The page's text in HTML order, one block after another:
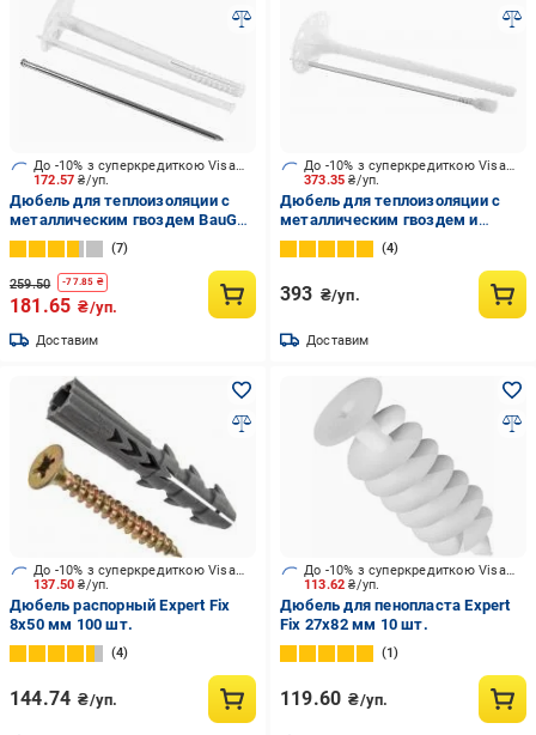
172.57₴/уп.
До -10% з суперкредиткою Visa Вигода
Дюбель для теплоизоляции с
металлическим гвоздем BauGut
10x160 мм 50 шт.
7
259.50 -77.85 ₴
181.65 ₴/уп.
Доставим
373.35₴/уп.
До -10% з суперкредиткою Visa Вигода
Дюбель для теплоизоляции с
металлическим гвоздем и
термоголовкой BauGut 10x200
мм 50 шт.
4
393 ₴/уп.
Доставим
137.50₴/уп.
До -10% з суперкредиткою Visa Вигода
Дюбель распорный Expert Fix
8x50 мм 100 шт.
4
144.74 ₴/уп.
113.62₴/уп.
До -10% з суперкредиткою Visa Вигода
Дюбель для пенопласта Expert
Fix 27x82 мм 10 шт.
1
119.60 ₴/уп.